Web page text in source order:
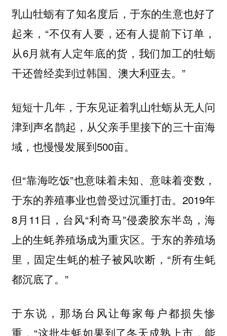
乳山牡蛎有了知名度后，于东的生意也好了
起来，“不仅有人要，还有人提前下订单，
从6月就有人定年底的货，我们加工的牡蛎
干还曾经卖到过韩国、澳大利亚去。”
短短十几年，于东见证着乳山牡蛎从无人问
津到声名鹊起，从父亲手里接下的三十亩海
域，也慢慢发展到500亩。
但“靠海吃饭”也意味着未知、意味着变数，
于东的养殖事业也曾受过沉重打击。2019年
8月11日，台风“利奇马”侵袭胶东半岛，海
上的生蚝养殖场成为重灾区。于东的养殖场
里，固定生蚝的桩子被风吹断，“所有生蚝
都沉底了。”
于东说，那场台风让每家每户都损失惨
重，“这批生蚝如果到了冬天成熟上市，能